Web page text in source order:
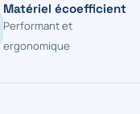
Matériel écoefficient
Performant et
ergonomique